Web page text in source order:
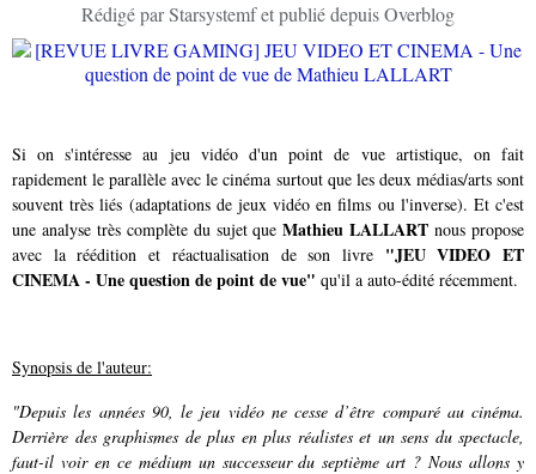
Rédigé par Starsystemf et publié depuis Overblog
Si on s'intéresse au jeu vidéo d'un point de vue artistique, on fait
rapidement le parallèle avec le cinéma surtout que les deux médias/arts sont
souvent très liés (adaptations de jeux vidéo en films ou l'inverse). Et c'est
une analyse très complète du sujet queMathieu LALLART nous propose
avec la réédition et réactualisation de son livre "JEU VIDEO ET
CINEMA - Une question de point de vue" qu'il a auto-édité récemment.
Synopsis de l'auteur:
"Depuis les années 90, le jeu vidéo ne cesse d’être comparé au cinéma.
Derrière des graphismes de plus en plus réalistes et un sens du spectacle,
faut-il voir en ce médium un successeur du septième art ? Nous allons y